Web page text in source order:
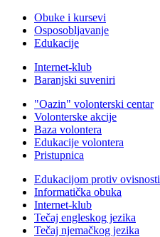
Obuke i kursevi
Osposobljavanje
Edukacije
Internet-klub
Baranjski suveniri
"Oazin" volonterski centar
Volonterske akcije
Baza volontera
Edukacije volontera
Pristupnica
Edukacijom protiv ovisnosti
Informatička obuka
Internet-klub
Tečaj engleskog jezika
Tečaj njemačkog jezika